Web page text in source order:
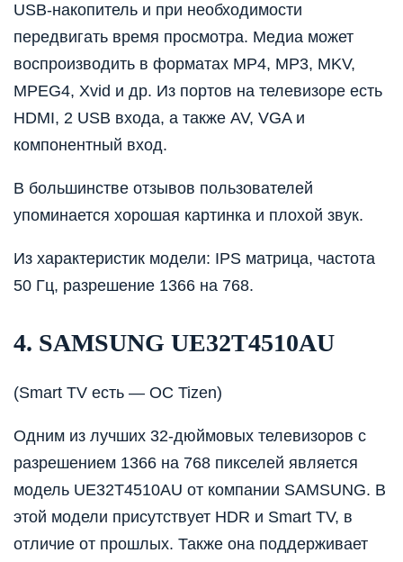
USB-накопитель и при необходимости
передвигать время просмотра. Медиа может
воспроизводить в форматах MP4, MP3, MKV,
MPEG4, Xvid и др. Из портов на телевизоре есть
HDMI, 2 USB входа, а также AV, VGA и
компонентный вход.
В большинстве отзывов пользователей
упоминается хорошая картинка и плохой звук.
Из характеристик модели: IPS матрица, частота
50 Гц, разрешение 1366 на 768.
4. SAMSUNG UE32T4510AU
(Smart TV есть — ОС Tizen)
Одним из лучших 32-дюймовых телевизоров с
разрешением 1366 на 768 пикселей является
модель UE32T4510AU от компании SAMSUNG. В
этой модели присутствует HDR и Smart TV, в
отличие от прошлых. Также она поддерживает